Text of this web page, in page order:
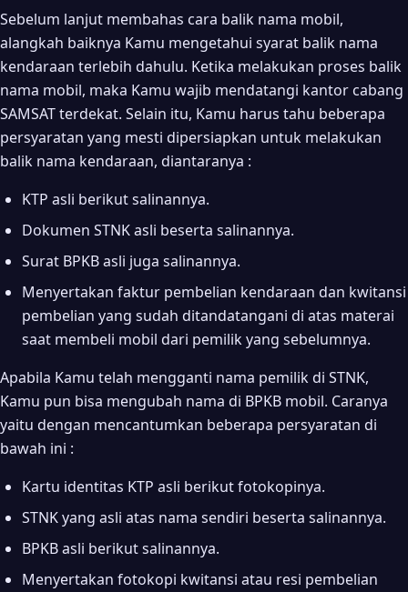
Sebelum lanjut membahas cara balik nama mobil,
alangkah baiknya Kamu mengetahui syarat balik nama
kendaraan terlebih dahulu. Ketika melakukan proses balik
nama mobil, maka Kamu wajib mendatangi kantor cabang
SAMSAT terdekat. Selain itu, Kamu harus tahu beberapa
persyaratan yang mesti dipersiapkan untuk melakukan
balik nama kendaraan, diantaranya :
KTP asli berikut salinannya.
Dokumen STNK asli beserta salinannya.
Surat BPKB asli juga salinannya.
Menyertakan faktur pembelian kendaraan dan kwitansi
pembelian yang sudah ditandatangani di atas materai
saat membeli mobil dari pemilik yang sebelumnya.
Apabila Kamu telah mengganti nama pemilik di STNK,
Kamu pun bisa mengubah nama di BPKB mobil. Caranya
yaitu dengan mencantumkan beberapa persyaratan di
bawah ini :
Kartu identitas KTP asli berikut fotokopinya.
STNK yang asli atas nama sendiri beserta salinannya.
BPKB asli berikut salinannya.
Menyertakan fotokopi kwitansi atau resi pembelian